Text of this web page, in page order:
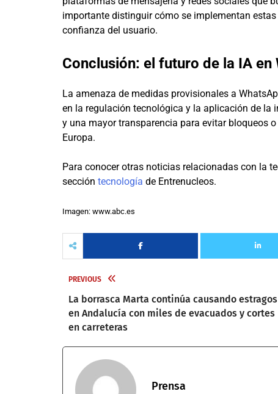
importante distinguir cómo se implementan
confianza del usuario.
Conclusión: el futuro de la IA en
La amenaza de medidas provisionales a
en la regulación tecnológica y la aplicación de la
y una mayor transparencia para evitar bloqueos
Europa.
Para conocer otras noticias relacionadas con la
sección tecnología de Entrenucleos.
Imagen: www.abc.es
PREVIOUS
La borrasca Marta continúa causando estragos
en Andalucía con miles de evacuados y cortes
en carreteras
Prensa